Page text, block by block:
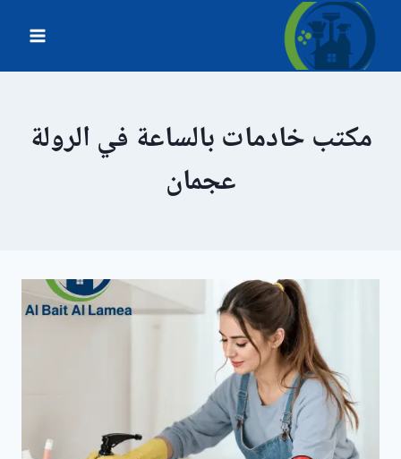
التجاوز
المحتوى
مكتب خادمات بالساعة في الرولة
عجمان